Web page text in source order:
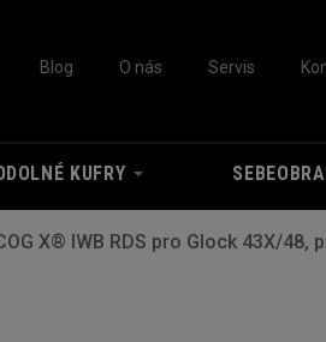
Blog O nás Servis
KUFRY
X® IWB RDS pro Glock 43X/48,